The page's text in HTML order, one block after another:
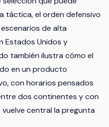
táctica, el orden defensivo
de alta
Estados Unidos y
también ilustra cómo el
en un producto
con horarios pensados
dos continentes y con
central la pregunta